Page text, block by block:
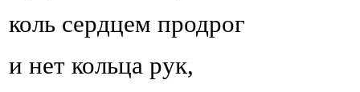
коль сердцем продрог
и нет кольца рук,